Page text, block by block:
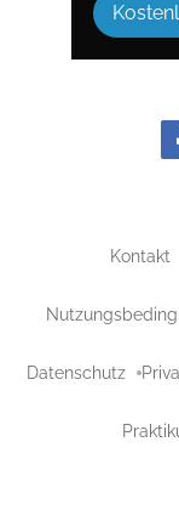
Kontakt
Datenschutz